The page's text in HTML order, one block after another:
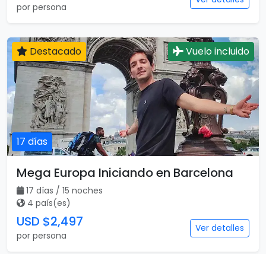
por persona
17 días
Destacado Vuelo incluido
Mega Europa Iniciando en Barcelona
17 días / 15 noches
4 país(es)
USD $2,497
por persona
Ver detalles